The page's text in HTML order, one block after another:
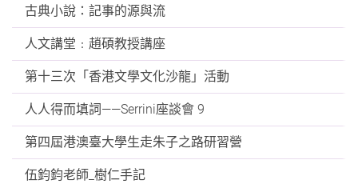
古典小說：記事的源與流
人文講堂﹕趙碩教授講座
第十三次「香港文學文化沙龍」活動
人人得而填詞——Serrini座談會 9
第四屆港澳臺大學生走朱子之路研習營
伍鈞鈞老師_樹仁手記